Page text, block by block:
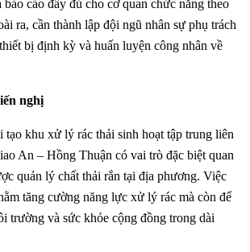
cáo đầy đủ cho cơ quan chức năng theo
ra, cần thành lập đội ngũ nhân sự phụ trách
bị định kỳ và huấn luyện công nhân về
nghị
tạo khu xử lý rác thải sinh hoạt tập trung liên
An – Hồng Thuận có vai trò đặc biệt quan
quản lý chất thải rắn tại địa phương. Việc
tăng cường năng lực xử lý rác mà còn để
trường và sức khỏe cộng đồng trong dài